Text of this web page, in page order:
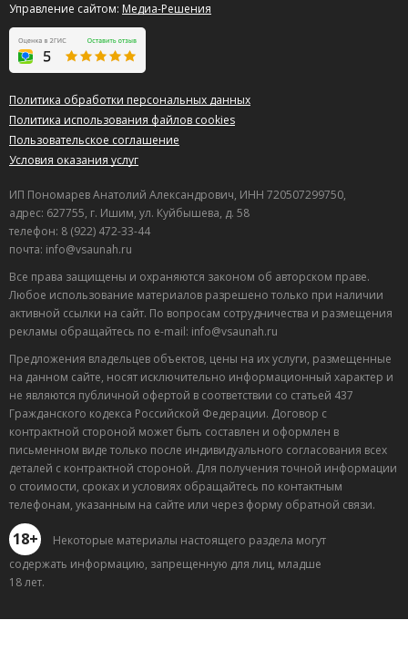
Управление сайтом: Медиа-Решения
Политика обработки персональных данных
Политика использования файлов cookies
Пользовательское соглашение
Условия оказания услуг
ИП Пономарев Анатолий Александрович, ИНН 720507299750,
адрес: 627755, г. Ишим, ул. Куйбышева, д. 58
телефон: 8 (922) 472-33-44
почта: info@vsaunah.ru
Все права защищены и охраняются законом об авторском праве.
Любое использование материалов разрешено только при наличии
активной ссылки на сайт. По вопросам сотрудничества и размещения
рекламы обращайтесь по e-mail: info@vsaunah.ru
Предложения владельцев объектов, цены на их услуги, размещенные
на данном сайте, носят исключительно информационный характер и
не являются публичной офертой в соответствии со статьей 437
Гражданского кодекса Российской Федерации. Договор с
контрактной стороной может быть составлен и оформлен в
письменном виде только после индивидуального согласования всех
деталей с контрактной стороной. Для получения точной информации
о стоимости, сроках и условиях обращайтесь по контактным
телефонам, указанным на сайте или через форму обратной связи.
18+
Некоторые материалы настоящего раздела могут
содержать информацию, запрещенную для лиц, младше
18 лет.